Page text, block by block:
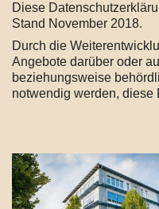
Diese
Stand November 2018.
Durch die
Angebote darüber oder
beziehungsweise
notwendig werden, diese